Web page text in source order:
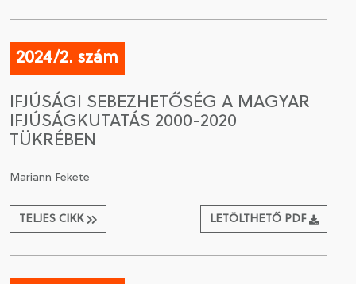
CSATLAKOZÁS A TÁRSASÁGHOZ / MEGÚJÍTOM A
TAGSÁGOMAT
2024/2. szám
IFJÚSÁGI SEBEZHETŐSÉG A MAGYAR
IFJÚSÁGKUTATÁS 2000-2020
TÜKRÉBEN
Mariann Fekete
TELJES CIKK LETÖLTHETŐ PDF